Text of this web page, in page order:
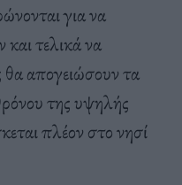
για να
τελικά να
θα απογειώσουν τα
της υψηλής
πλέον στο νησί